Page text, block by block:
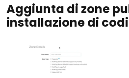
Aggiunta di zone
installazione di